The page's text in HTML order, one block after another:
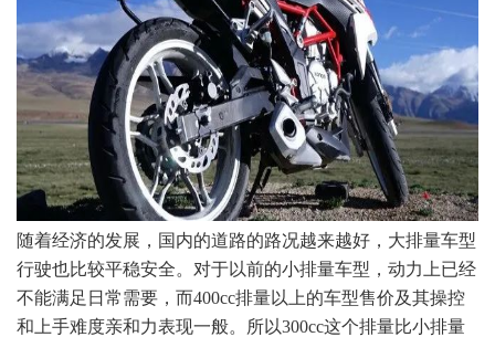
随着经济的发展，国内的道路的路况越来越好，大排量车型
行驶也比较平稳安全。对于以前的小排量车型，动力上已经
不能满足日常需要，而400cc排量以上的车型售价及其操控
和上手难度亲和力表现一般。所以300cc这个排量比小排量